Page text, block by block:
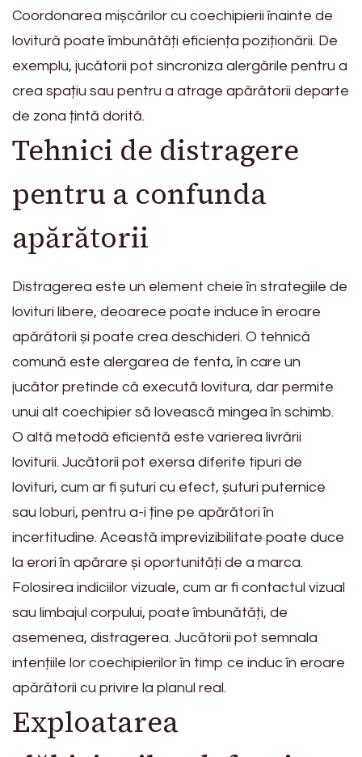
Coordonarea mișcărilor cu coechipierii înainte de
lovitură poate îmbunătăți eficiența poziționării. De
exemplu, jucătorii pot sincroniza alergările pentru a
crea spațiu sau pentru a atrage apărătorii departe
de zona țintă dorită.
Tehnici de distragere
pentru a confunda
apărătorii
Distragerea este un element cheie în strategiile de
lovituri libere, deoarece poate induce în eroare
apărătorii și poate crea deschideri. O tehnică
comună este alergarea de fenta, în care un
jucător pretinde că execută lovitura, dar permite
unui alt coechipier să lovească mingea în schimb.
O altă metodă eficientă este varierea livrării
loviturii. Jucătorii pot exersa diferite tipuri de
lovituri, cum ar fi șuturi cu efect, șuturi puternice
sau loburi, pentru a-i ține pe apărători în
incertitudine. Această imprevizibilitate poate duce
la erori în apărare și oportunități de a marca.
Folosirea indiciilor vizuale, cum ar fi contactul vizual
sau limbajul corpului, poate îmbunătăți, de
asemenea, distragerea. Jucătorii pot semnala
intențiile lor coechipierilor în timp ce induc în eroare
apărătorii cu privire la planul real.
Exploatarea